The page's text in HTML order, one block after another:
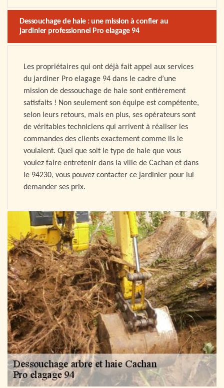
Dessouchage de haie : une mission à confier au
jardinier professionnel Pro elagage 94
Les propriétaires qui ont déjà fait appel aux services
du jardiner Pro elagage 94 dans le cadre d’une
mission de dessouchage de haie sont entièrement
satisfaits ! Non seulement son équipe est compétente,
selon leurs retours, mais en plus, ses opérateurs sont
de véritables techniciens qui arrivent à réaliser les
commandes des clients exactement comme ils le
voulaient. Quel que soit le type de haie que vous
voulez faire entretenir dans la ville de Cachan et dans
le 94230, vous pouvez contacter ce jardinier pour lui
demander ses prix.